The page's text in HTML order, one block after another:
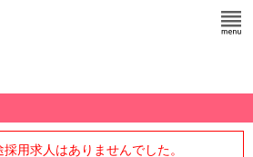
用求人はありませんでした。